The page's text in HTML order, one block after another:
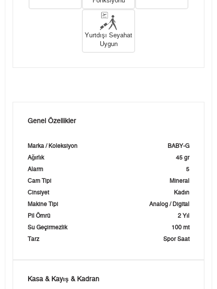
Yurtdışı Seyahat
Uygun
Genel Özellikler
Marka / Koleksiyon
BABY-G
Ağırlık
45 gr
Alarm
5
Cam Tipi
Mineral
Cinsiyet
Kadın
Makine Tipi
Analog / Digital
Pil Ömrü
2 Yıl
Su Geçirmezlik
100 mt
Tarz
Spor Saat
Kasa & Kayış & Kadran